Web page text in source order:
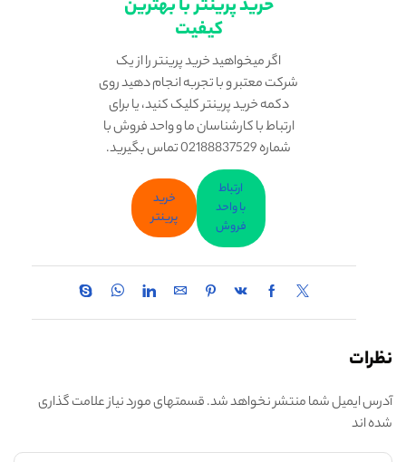
خرید پرینتر با بهترین
کیفیت
اگر میخواهید خرید پرینتر را از یک
شرکت معتبر و با تجربه انجام دهید روی
دکمه خرید پرینتر کلیک کنید، یا برای
ارتباط با کارشناسان ما و واحد فروش با
شماره 02188837529 تماس بگیرید.
ارتباط
با واحد
فروش
خرید
پرینتر
نظرات
آدرس ایمیل شما منتشر نخواهد شد. قسمتهای مورد نیاز علامت گذاری
شده اند